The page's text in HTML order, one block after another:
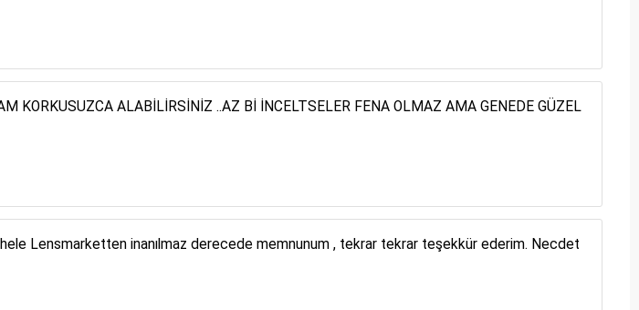
KORKUSUZCA ALABİLİRSİNİZ ..AZ Bİ İNCELTSELER FENA OLMAZ AMA GENEDE GÜZEL
hele Lensmarketten inanılmaz derecede memnunum , tekrar tekrar teşekkür ederim. Necdet